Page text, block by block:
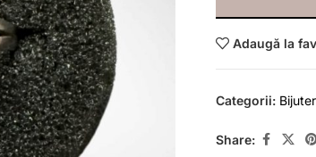
Adaugă la
Categorii:
Share: